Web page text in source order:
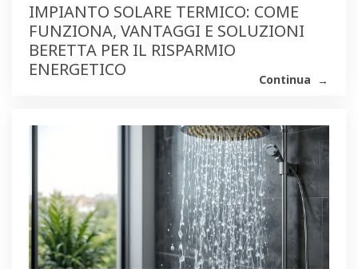
IMPIANTO SOLARE TERMICO: COME
FUNZIONA, VANTAGGI E SOLUZIONI
BERETTA PER IL RISPARMIO
ENERGETICO
Continua